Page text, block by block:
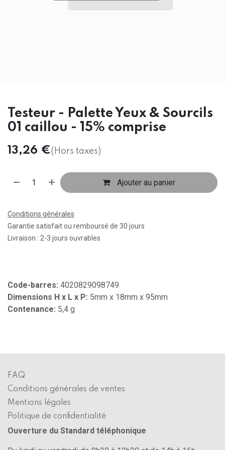
Testeur - Palette Yeux & Sourcils
01 caillou - 15% comprise
13,26 €(Hors taxes)
Ajouter au panier
Conditions générales
Garantie satisfait ou remboursé de 30 jours
Livraison : 2-3 jours ouvrables
Code-barres: 4020829098749
Dimensions H x L x P: 5mm x 18mm x 95mm
Contenance: 5,4 g
FAQ
Conditions générales de ventes
Mentions légales
Politique de confidentialité
Ouverture du Standard téléphonique